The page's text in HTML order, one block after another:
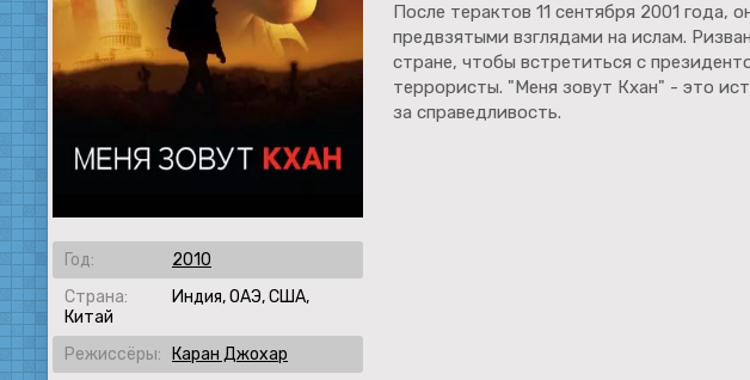
После терактов 11 сентября 2001 года,
предвзятыми взглядами на ислам.
стране, чтобы встретиться с
террористы. "Меня зовут Кхан" - это
за справедливость.
Год:
2010
Страна:
Индия, ОАЭ, США,
Китай
Режиссёры:
Каран Джохар